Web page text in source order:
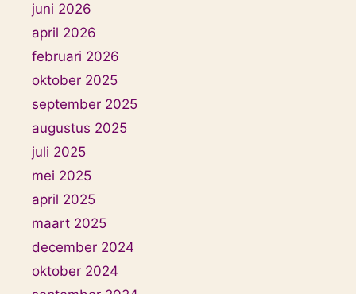
juni 2026
april 2026
februari 2026
oktober 2025
september 2025
augustus 2025
juli 2025
mei 2025
april 2025
maart 2025
december 2024
oktober 2024